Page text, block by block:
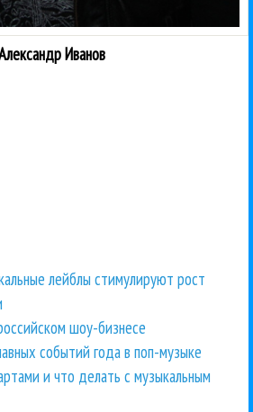
Иванов
лейблы стимулируют рост
шоу-бизнесе
событий года в поп-музыке
и что делать с музыкальным